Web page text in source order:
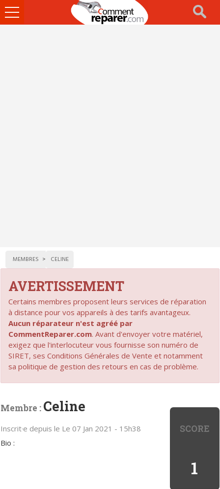
Ouvrir
le
MEMBRES CELINE
AVERTISSEMENT
Certains membres proposent leurs services de réparation
à distance pour vos appareils à des tarifs avantageux.
Aucun réparateur n'est agréé par
CommentReparer.com. Avant d'envoyer votre matériel,
exigez que l'interlocuteur vous fournisse son numéro de
SIRET, ses Conditions Générales de Vente et notamment
sa politique de gestion des retours en cas de problème.
SCORE
1
Membre : Celine
Inscrit·e depuis le Le 07 Jan 2021 - 15h38
Bio :